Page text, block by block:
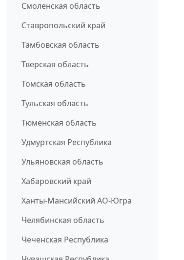
Смоленская область
Ставропольский край
Тамбовская область
Тверская область
Томская область
Тульская область
Тюменская область
Удмуртская Республика
Ульяновская область
Хабаровский край
Ханты-Мансийский АО-Югра
Челябинская область
Чеченская Республика